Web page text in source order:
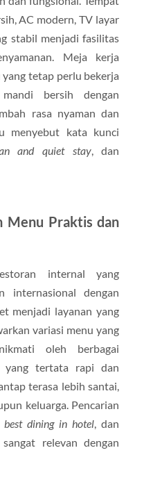
AC modern, TV layar
stabil menjadi fasilitas
Meja kerja
tetap perlu bekerja
bersih dengan
rasa nyaman dan
menyebut kata kunci
and quiet stay, dan
Menu Praktis dan
internal yang
internasional dengan
menjadi layanan yang
variasi menu yang
oleh berbagai
yang tertata rapi dan
terasa lebih santai,
keluarga. Pencarian
best dining in hotel, dan
sangat relevan dengan